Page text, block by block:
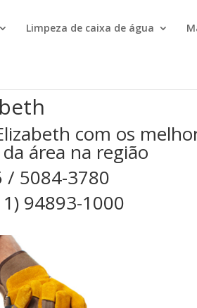
Limpeza de caixa de água
com os
área na região
/ 5084-3780
94893-1000